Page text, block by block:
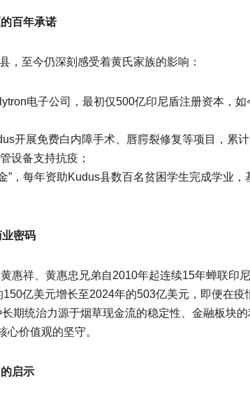
百年承诺
，至今仍深刻感受着黄氏家族的影响：
电子公司，最初仅500亿印尼盾注册资本，
开展免费白内障手术、唇腭裂修复等项目，累
设备支持抗疫；
”，每年资助Kudus县数百名贫困学生完成学业
密码
惠祥、黄惠忠兄弟自2010年起连续15年蝉联印
亿美元增长至2024年的503亿美元，即便在
期统治力源于烟草现金流的稳定性、金融板块
心价值观的坚守。
启示